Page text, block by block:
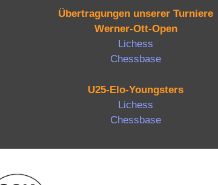
Übertragungen unserer Turniere
Werner-Ott-Open
Lichess
Chessbase
U25-Elo-Youngsters
Lichess
Chessbase